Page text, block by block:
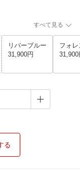
すべて見る
リバーブルー
31,900円
フォ
31,900
る